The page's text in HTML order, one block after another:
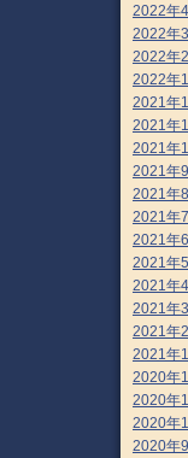
2022年
2022年
2022年
2022年
2021年
2021年
2021年
2021年
2021年
2021年
2021年
2021年
2021年
2021年
2021年
2021年
2020年
2020年
2020年
2020年